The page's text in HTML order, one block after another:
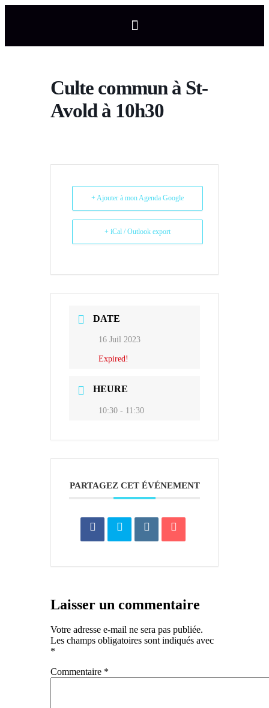
Culte commun à St-
Avold à 10h30
+ Ajouter à mon Agenda Google
+ iCal / Outlook export
DATE
16 Juil 2023
Expired!
HEURE
10:30 - 11:30
PARTAGEZ CET ÉVÉNEMENT
Laisser un commentaire
Votre adresse e-mail ne sera pas publiée.
Les champs obligatoires sont indiqués avec
*
Commentaire *